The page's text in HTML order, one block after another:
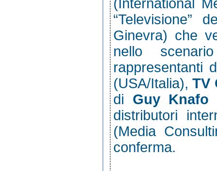
(International
“Televisione”
Ginevra) che
nello
rappresentanti
(USA/Italia),TV
di Guy Knafo
distributori
(Media
conferma.